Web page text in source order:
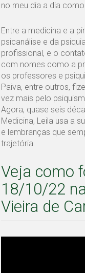
no meu dia a dia como
Entre a medicina e a
psicanálise e da
profissional, e o
com nomes como a
os professores e
Paiva, entre outros,
vez mais pelo
Agora, quase seis
Medicina, Leila usa a
e lembranças que
trajetória.
Veja como
18/10/22
Vieira de